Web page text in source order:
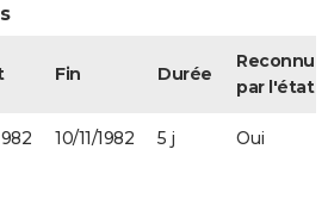
Fin Durée
Reconnue
par l'état
10/11/1982 5 j Oui